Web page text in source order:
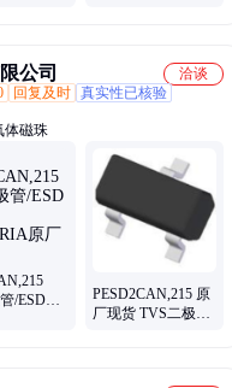
公司
洽谈
回复及时 真实性已核验
体磁珠
/ESD抑
PESD2CAN,215 原
厂现货 TVS二极